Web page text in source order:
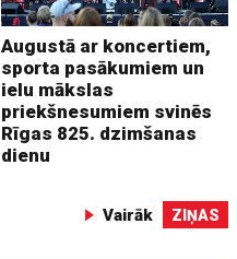
Augustā ar koncertiem,
sporta pasākumiem un
ielu mākslas
priekšnesumiem svinēs
Rīgas 825. dzimšanas
dienu
Vairāk ZIŅAS